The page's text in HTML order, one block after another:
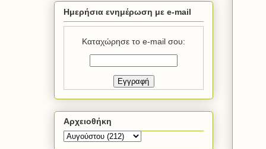
Ημερήσια ενημέρωση με e-mail
Καταχώρησε το e-mail σου:
Αρχειοθήκη